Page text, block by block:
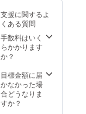
させて
いただ
きま
す。 ◻︎
墨田区
向島4-
30-5 ◻︎
支援に関するよ
くある質問
手数料はいく
らかかります
か？
目標金額に届
かなかった場
合どうなりま
すか？